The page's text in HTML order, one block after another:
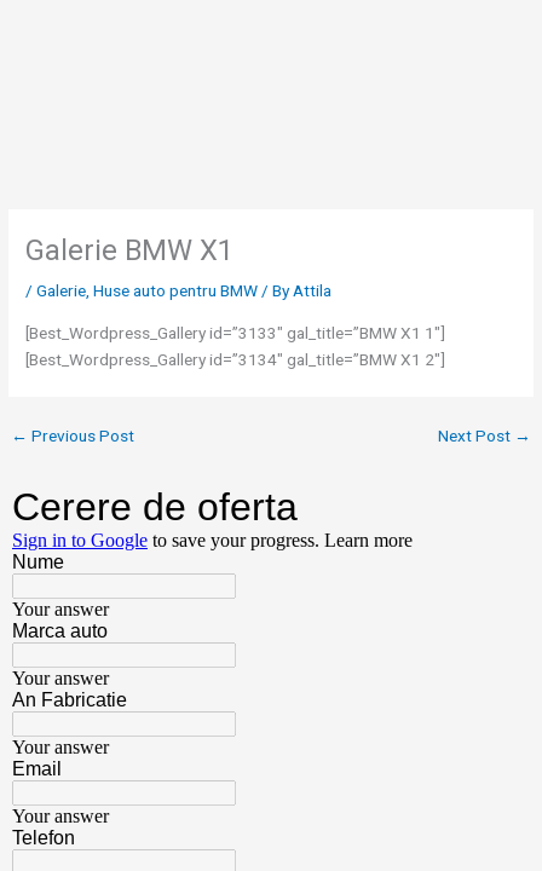
Galerie BMW X1
/Galerie ,Huse auto pentru BMW / ByAttila
[Best_Wordpress_Gallery id=”3133″ gal_title=”BMW X1 1″]
[Best_Wordpress_Gallery id=”3134″ gal_title=”BMW X1 2″]
← Previous Post Next Post →